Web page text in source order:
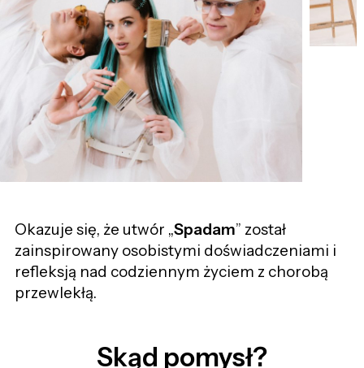
Okazuje się, że utwór „Spadam” został
zainspirowany osobistymi doświadczeniami i
refleksją nad codziennym życiem z chorobą
przewlekłą.
Skąd pomysł?